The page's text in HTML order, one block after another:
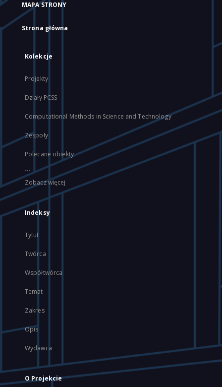
MAPA STRONY
Strona główna
Kolekcje
Projekty
Działy PCSS
Computational Methods in Science and Technology
Zespoły
Polecane obiekty
...
Zobacz więcej
Indeksy
Tytuł
Twórca
Współtwórca
Temat
Zakres
Opis
Wydawca
O Projekcie